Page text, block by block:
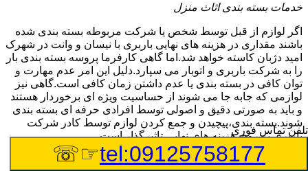
خدمات بسته بندی اثاث منزل
اگر لوازم از قبل توسط شخص یا شرکت مربوطه بسته بندی شده
باشند مقداری در هزینه های نهایی باربری با نیسان و وانت در شهرک
امید دژبان کاسته خواهد شد.اما گاهی کارفرما پروسه بسته بندی بار
را به شرکت باربری و اتوبار می سپارد.دلیل این امر عدم مهارت و
توان کافی در بسته بندی یا عدم داشتن زمان کافی است.گاهی نیز
لوازمی که جابه جا می شوند از حساسیت ویژه ای برخوردار هستند
و باید به صورتی دقیق و اصولی توسط افرادی حرفه ای بسته بندی
شوند.بسته بندی،پیچیدن و جمع کردن لوازم توسط کادر شرکت
باربری بر روی هزینه های نهایی تاثیرگذار است.
میزان لوازم مورد استفاده در بسته بندی
تلفن تماس فوری
tel:09125758177
☞☏